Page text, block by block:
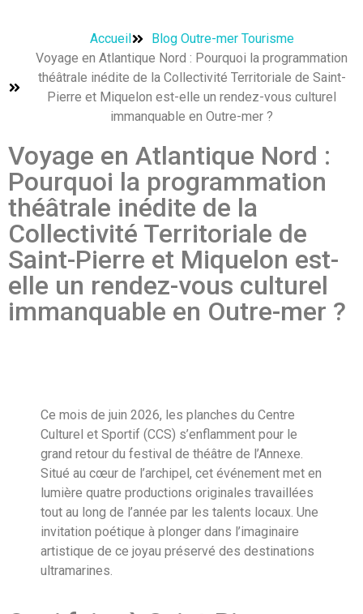
Accueil
Blog Outre-mer Tourisme
Voyage en Atlantique Nord : Pourquoi la programmation
théâtrale inédite de la Collectivité Territoriale de Saint-
Pierre et Miquelon est-elle un rendez-vous culturel
immanquable en Outre-mer ?
Voyage en Atlantique Nord :
Pourquoi la programmation
théâtrale inédite de la
Collectivité Territoriale de
Saint-Pierre et Miquelon est-
elle un rendez-vous culturel
immanquable en Outre-mer ?
Ce mois de juin 2026, les planches du Centre
Culturel et Sportif (CCS) s’enflamment pour le
grand retour du festival de théâtre de l’Annexe.
Situé au cœur de l’archipel, cet événement met en
lumière quatre productions originales travaillées
tout au long de l’année par les talents locaux. Une
invitation poétique à plonger dans l’imaginaire
artistique de ce joyau préservé des destinations
ultramarines.